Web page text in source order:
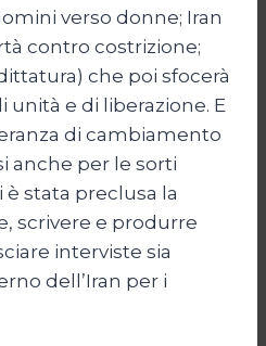
verso donne; Iran
contro costrizione;
che poi sfocerà
unità e di liberazione. E
di cambiamento
anche per le sorti
è stata preclusa la
scrivere e produrre
interviste sia
dell’Iran per i